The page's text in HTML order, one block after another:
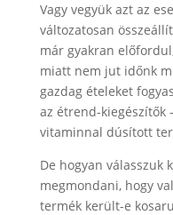
Vagy vegyük azt az
változatosan
már gyakran
miatt nem jut időnk
gazdag ételeket
az étrend-kiegészítők
vitaminnal dúsított
De hogyan válasszuk
megmondani, hogy
termék került-e